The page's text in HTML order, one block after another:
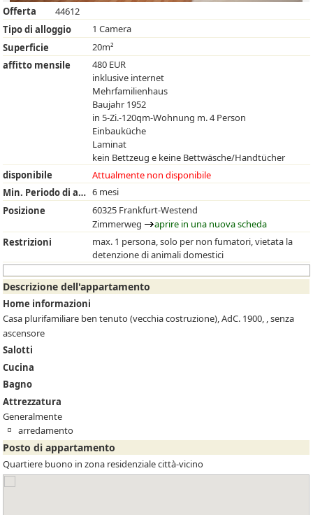
Offerta
44612
Tipo di alloggio
1 Camera
Superficie
20m²
affitto mensile
480 EUR
inklusive internet
Mehrfamilienhaus
Baujahr 1952
in 5-Zi.-120qm-Wohnung m. 4 Person
Einbauküche
Laminat
kein Bettzeug e keine Bettwäsche/Handtücher
disponibile
Attualmente non disponibile
Min. Periodo di affitto 6 mesi
Posizione
60325 Frankfurt-Westend
Zimmerweg
aprire in una nuova scheda
Restrizioni
max. 1 persona, solo per non fumatori, vietata la
detenzione di animali domestici
Descrizione dell'appartamento
Home informazioni
Casa plurifamiliare ben tenuto (vecchia costruzione), AdC. 1900, , senza
ascensore
Salotti
Cucina
Bagno
Attrezzatura
Generalmente
arredamento
Posto di appartamento
Quartiere buono in zona residenziale città-vicino